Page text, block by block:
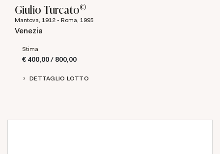
Giulio Turcato©
Mantova, 1912 - Roma, 1995
Venezia
Stima
€ 400,00 / 800,00
DETTAGLIO LOTTO